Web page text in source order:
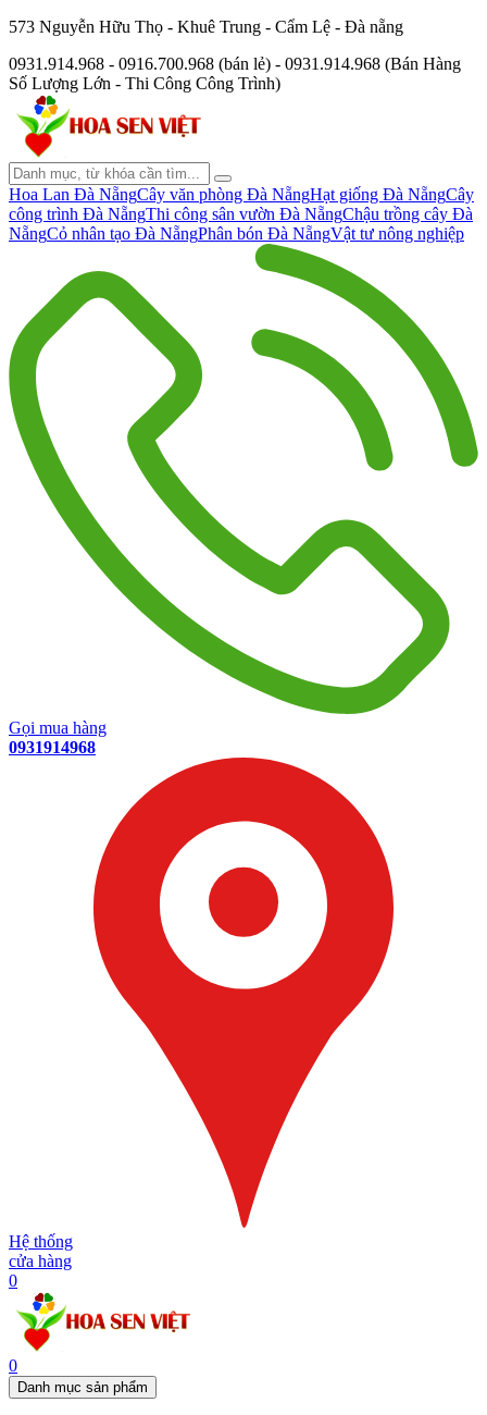
573 Nguyễn Hữu Thọ - Khuê Trung - Cẩm Lệ - Đà nẵng
0931.914.968 - 0916.700.968 (bán lẻ) - 0931.914.968 (Bán Hàng
Số Lượng Lớn - Thi Công Công Trình)
Hoa Lan Đà NẵngCây văn phòng Đà NẵngHạt giống Đà NẵngCây
công trình Đà NẵngThi công sân vườn Đà NẵngChậu trồng cây Đà
NẵngCỏ nhân tạo Đà NẵngPhân bón Đà NẵngVật tư nông nghiệp
Gọi mua hàng
0931914968
Hệ thống
cửa hàng
0
0
Danh mục sản phẩm